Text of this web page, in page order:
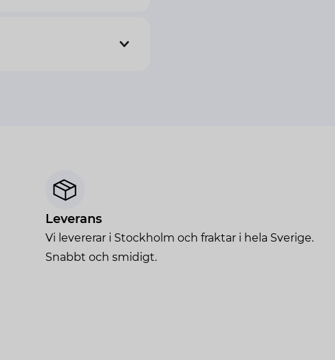
Leverans
Vi levererar i Stockholm och fraktar i hela Sverige.
Snabbt och smidigt.